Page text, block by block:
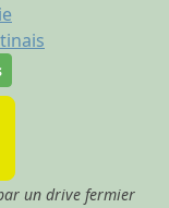
un drive fermier